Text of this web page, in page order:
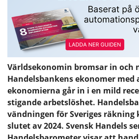
Världsekonomin bromsar in och
Handelsbankens ekonomer med
ekonomierna går in i en mild
stigande arbetslöshet.
vändningen för Sveriges räkning
slutet av 2024. Svensk Handels